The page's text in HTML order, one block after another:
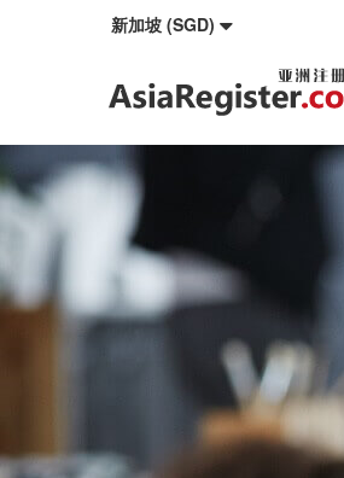
新加坡 (SGD)